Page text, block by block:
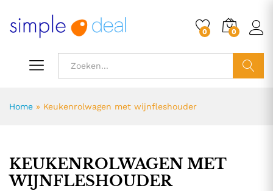
0 0
Home » Keukenrolwagen met wijnfleshouder
KEUKENROLWAGEN MET
WIJNFLESHOUDER